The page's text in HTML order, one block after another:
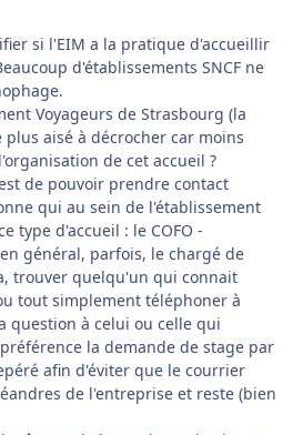
si l'EIM a la pratique d'accueillir
d'établissements SNCF ne
Voyageurs de Strasbourg (la
aisé à décrocher car moins
de cet accueil ?
de pouvoir prendre contact
qui au sein de l'établissement
type d'accueil : le COFO -
général, parfois, le chargé de
trouver quelqu'un qui connait
tout simplement téléphoner à
question à celui ou celle qui
la demande de stage par
afin d'éviter que le courrier
de l'entreprise et reste (bien